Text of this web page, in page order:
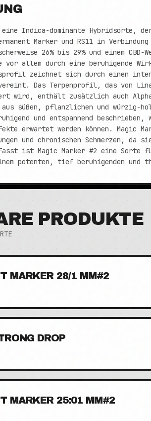
Indica-dominante Hybridsorte,
Marker und RS11 in
26% bis 29% und einem
allem durch eine beruhigende
zeichnet sich durch einen
Das Terpenprofil, das von
wird, enthält zusätzlich auch
aus süßen, pflanzlichen und würzig-
und entspannend
erwartet werden können. Magic
und chronischen Schmerzen, da
ist Magic Marker #2 eine
potenten, tief beruhigenden und
PRODUKTE
MARKER 28/1 MM#2
DROP
MARKER 25:01 MM#2